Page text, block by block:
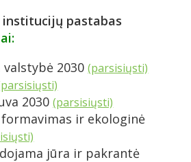
institucijų pastabas
valstybė 2030(parsisiųsti)
2030(parsisiųsti)
ir ekologinė
jūra ir pakrantė